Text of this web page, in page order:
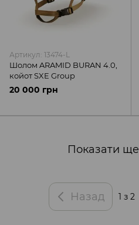
Артикул: 13474-L
Шолом ARAMID BURAN 4.0,
койот SXE Group
20 000 грн
Показати ще
Назад 1 з 2